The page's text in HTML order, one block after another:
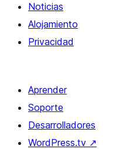
Noticias
Alojamiento
Privacidad
Aprender
Soporte
Desarrolladores
WordPress.tv ↗